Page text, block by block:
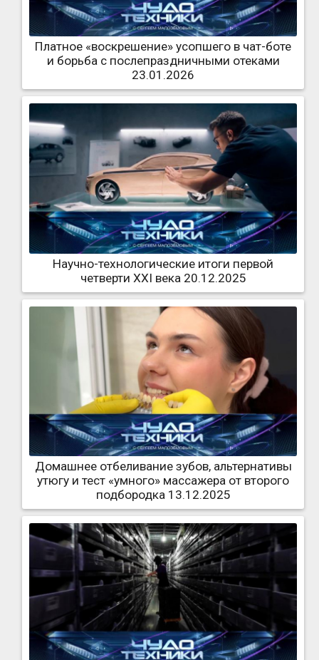
Платное «воскрешение» усопшего в чат-боте
и борьба с послепраздничными отеками
23.01.2026
Научно-технологические итоги первой
четверти XXI века 20.12.2025
Домашнее отбеливание зубов, альтернативы
утюгу и тест «умного» массажера от второго
подбородка 13.12.2025